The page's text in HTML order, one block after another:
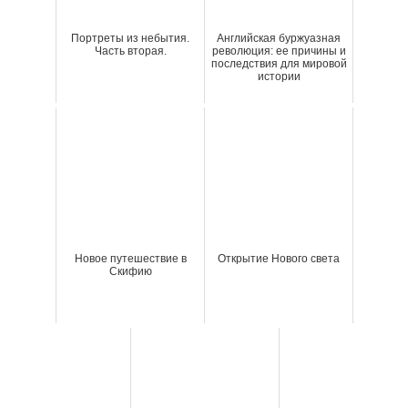
Портреты из небытия.
Часть вторая.
Английская буржуазная
революция: ее причины и
последствия для мировой
истории
Новое путешествие в
Скифию
Открытие Нового света